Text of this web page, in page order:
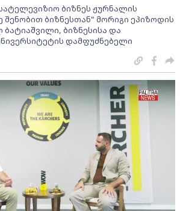
ბიზნეს ჟურნალის
შენობით ბიზნესთან" მორიგი ეპიზოდის
ბატიაშვილი, ბიზნესისა და
დამფუძნებელი